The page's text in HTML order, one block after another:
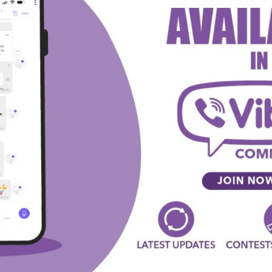
KLADIONICI MAXBET!
prelazi, već predlozi zasnovani na statistici i